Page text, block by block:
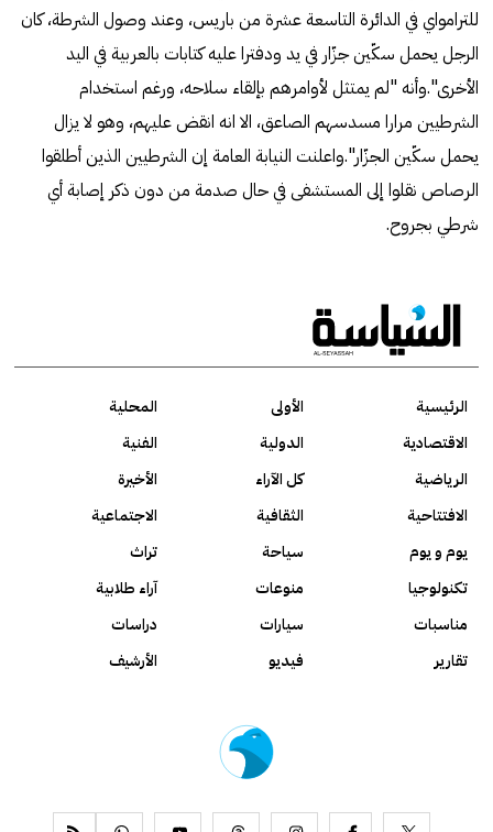
للترامواي في الدائرة التاسعة عشرة من باريس، وعند وصول الشرطة، كان
الرجل يحمل سكّين جزّار في يد ودفترا عليه كتابات بالعربية في اليد
الأخرى".وأنه "لم يمتثل لأوامرهم بإلقاء سلاحه، ورغم استخدام
الشرطيين مرارا مسدسهم الصاعق، الا انه انقض عليهم، وهو لا يزال
يحمل سكّين الجزّار".واعلنت النيابة العامة إن الشرطيين الذين أطلقوا
الرصاص نقلوا إلى المستشفى في حال صدمة من دون ذكر إصابة أي
شرطي بجروح.
الرئيسية الأولى
المحلية
الاقتصادية
الدولية
الفنية
الرياضية
كل الآراء
الأخيرة
الافتتاحية
الثقافية
الاجتماعية
يوم و يوم
سياحة
تراث
تكنولوجيا
منوعات
آراء طلابية
مناسبات
سيارات
دراسات
تقارير
فيديو الأرشيف